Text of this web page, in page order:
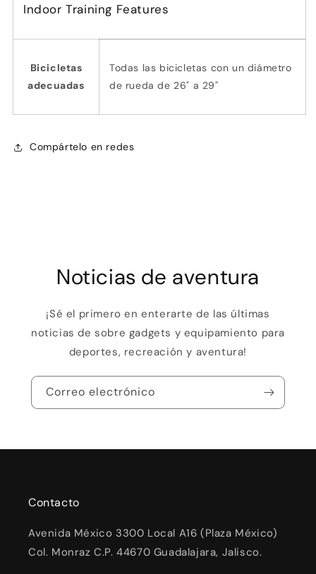
Indoor Training Features
Bicicletas
adecuadas
Todas las bicicletas con un diámetro
de rueda de 26" a 29"
Compártelo en redes
Noticias de aventura
¡Sé el primero en enterarte de las últimas
noticias de sobre gadgets y equipamiento para
deportes, recreación y aventura!
Correo electrónico
Contacto
Avenida México 3300 Local A16 (Plaza México)
Col. Monraz C.P. 44670 Guadalajara, Jalisco.